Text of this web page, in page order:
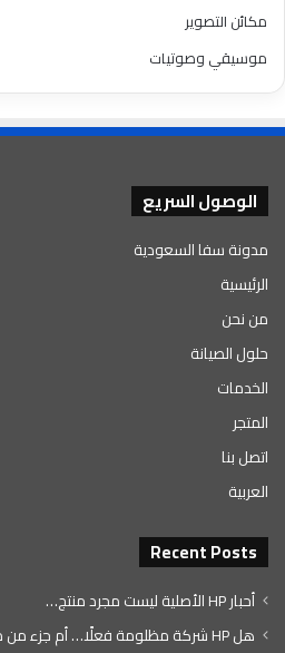
مكائن التصوير
موسيقي وصوتيات
الوصول السريع
مدونة سفا السعودية
الرئيسية
من نحن
حلول الصيانة
الخدمات
المتجر
اتصل بنا
العربية
Recent Posts
أحبار HP الأصلية ليست مجرد منتج…
هل HP شركة مظلومة فعلًا… أم جزء من ما يُشبه “مافيا” سوق الأحبار؟